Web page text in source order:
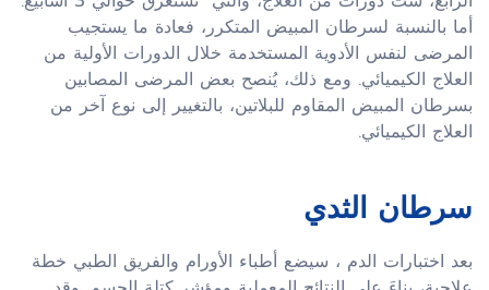
أما بالنسبة لسرطان المبيض المتكرر، فعادة ما يستجيب
المرضى لنفس الأدوية المستخدمة خلال الدورات الأولية من
العلاج الكيميائي. ومع ذلك، يُنصح بعض المرضى المصابين
بسرطان المبيض المقاوم للبلاتين، بالتغيير إلى نوع آخر من
العلاج الكيميائي.
سرطان الثدي
بعد اختبارات الدم ، سيضع أطباء الأورام والفريق الطبي خطة